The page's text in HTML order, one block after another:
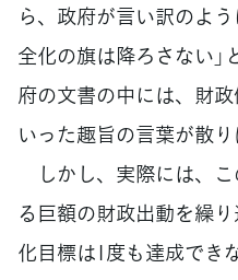
ら、政府が言い訳のよ
全化の旗は降ろさない
府の文書の中には、財
いった趣旨の言葉が散り
しかし、実際には、
る巨額の財政出動を繰
化目標は1度も達成でき